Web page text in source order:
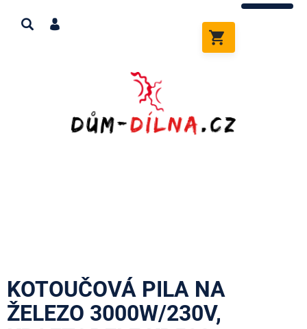
obsah
KOŠÍK
KOTOUČOVÁ PILA NA
ŽELEZO 3000W/230V,